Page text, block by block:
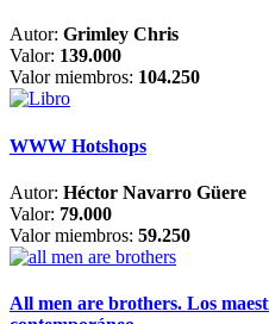
Autor: Grimley Chris
Valor: 139.000
Valor miembros: 104.250
WWW Hotshops
Autor: Héctor Navarro Güere
Valor: 79.000
Valor miembros: 59.250
All men are brothers. Los